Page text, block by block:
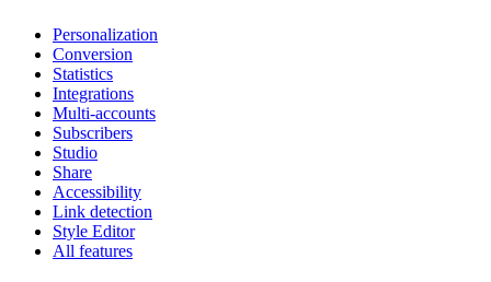
Personalization
Conversion
Statistics
Integrations
Multi-accounts
Subscribers
Studio
Share
Accessibility
Link detection
Style Editor
All features